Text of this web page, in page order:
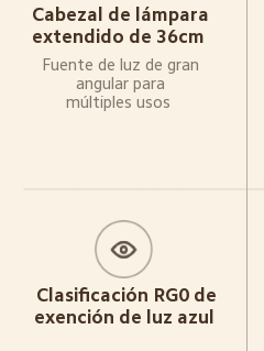
Cabezal de lámpara
extendido de 36cm
Fuente de luz de gran
angular para
múltiples usos
Clasificación RG0 de
exención de luz azul